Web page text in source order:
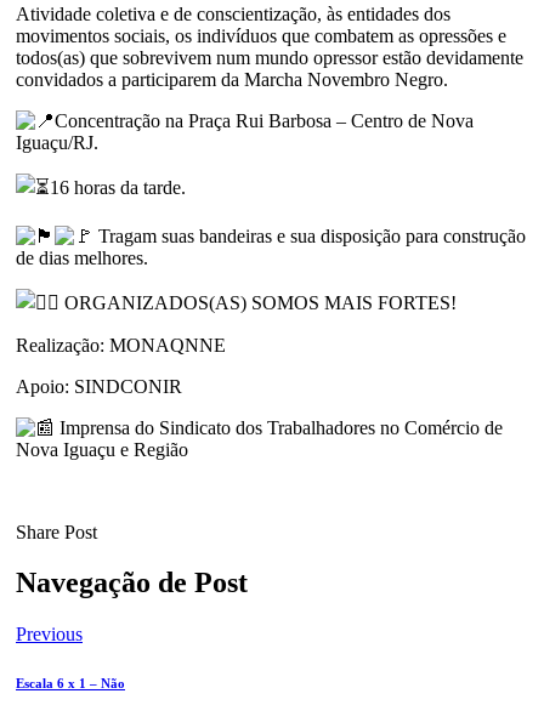
Atividade coletiva e de conscientização, às entidades dos
movimentos sociais, os indivíduos que combatem as opressões e
todos(as) que sobrevivem num mundo opressor estão devidamente
convidados a participarem da Marcha Novembro Negro.
Concentração na Praça Rui Barbosa – Centro de Nova
Iguaçu/RJ.
16 horas da tarde.
Tragam suas bandeiras e sua disposição para construção
de dias melhores.
ORGANIZADOS(AS) SOMOS MAIS FORTES!
Realização: MONAQNNE
Apoio: SINDCONIR
Imprensa do Sindicato dos Trabalhadores no Comércio de
Nova Iguaçu e Região
Share Post
Navegação de Post
Previous
Escala 6 x 1 – Não